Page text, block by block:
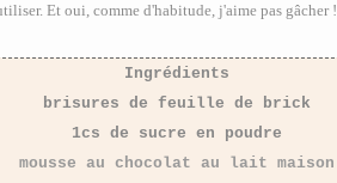
Et oui, comme d'habitude, j'aime pas gâcher !
Ingrédients
brisures de feuille de brick
1cs de sucre en poudre
mousse au chocolat au lait maison